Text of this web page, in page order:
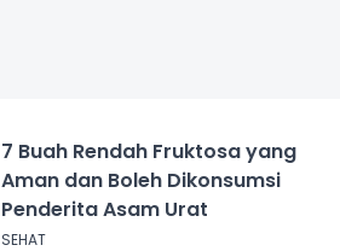
7 Buah Rendah Fruktosa yang
Aman dan Boleh Dikonsumsi
Penderita Asam Urat
SEHAT